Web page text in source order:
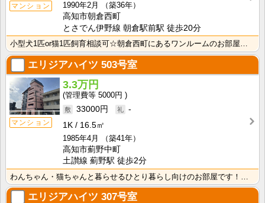
マンション
1990年2月
（築36年）
高知市朝倉西町
とさでん伊野線 朝倉駅前駅 徒歩20分
エリジアハイツ 503号室
マンション
3.3万円
5000円
33000円
-
1K
16.5㎡
1985年4月
（築41年）
高知市薊野中町
土讃線 薊野駅 徒歩2分
エリジアハイツ 307号室